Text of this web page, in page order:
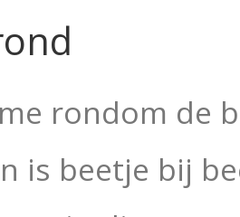
rondom de
is beetje bij